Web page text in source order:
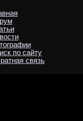
по сайту
связь